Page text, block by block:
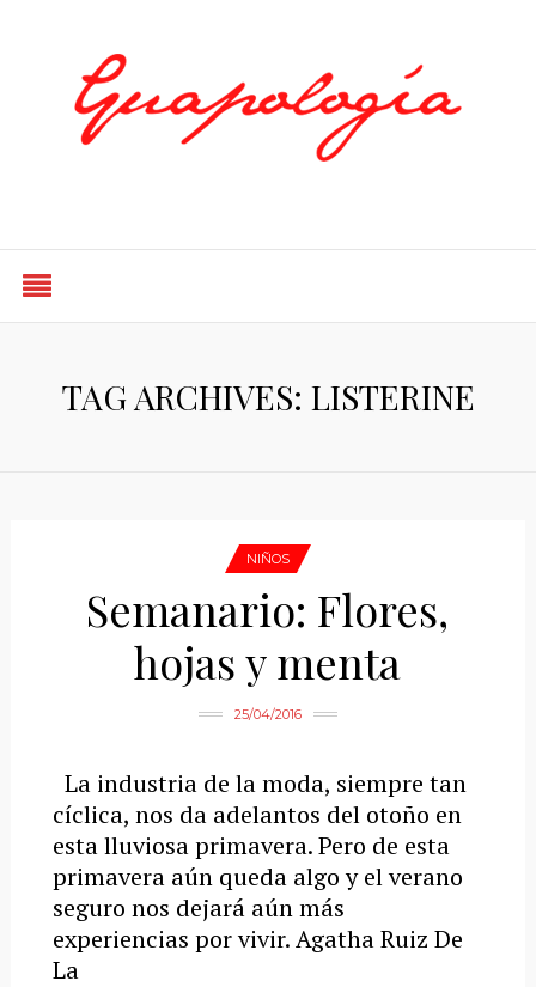
TAG ARCHIVES: LISTERINE
NIÑOS
Semanario: Flores,
hojas y menta
25/04/2016
La industria de la moda, siempre tan
cíclica, nos da adelantos del otoño en
esta lluviosa primavera. Pero de esta
primavera aún queda algo y el verano
seguro nos dejará aún más
experiencias por vivir. Agatha Ruiz De
La